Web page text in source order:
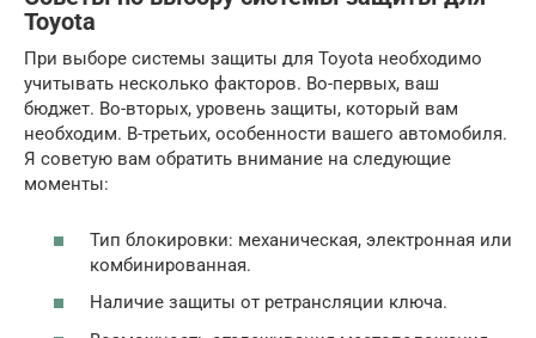
Toyota
При выборе системы защиты для Toyota необходимо
учитывать несколько факторов. Во-первых, ваш
бюджет. Во-вторых, уровень защиты, который вам
необходим. В-третьих, особенности вашего автомобиля.
Я советую вам обратить внимание на следующие
моменты:
Тип блокировки: механическая, электронная или
комбинированная.
Наличие защиты от ретрансляции ключа.